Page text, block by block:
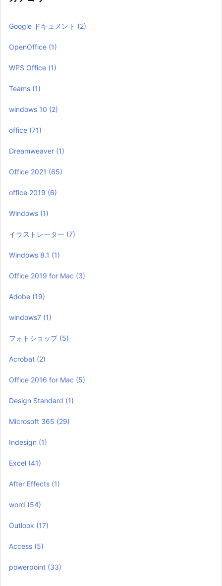
Google ドキュメント (2)
OpenOffice (1)
WPS Office (1)
Teams (1)
windows 10 (2)
office (71)
Dreamweaver (1)
Office 2021 (65)
office 2019 (6)
Windows (1)
イラストレーター (7)
Windows 8.1 (1)
Office 2019 for Mac (3)
Adobe (19)
windows7 (1)
フォトショップ (5)
Acrobat (2)
Office 2016 for Mac (5)
Design Standard (1)
Microsoft 365 (29)
Indesign (1)
Excel (41)
After Effects (1)
word (54)
Outlook (17)
Access (5)
powerpoint (33)